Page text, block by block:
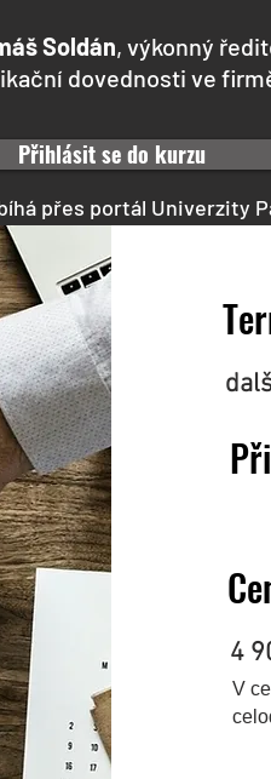
Soldán, výkonný
dovednosti ve
Přihlásit se do kurzu
přes portál Univerzity
4
V